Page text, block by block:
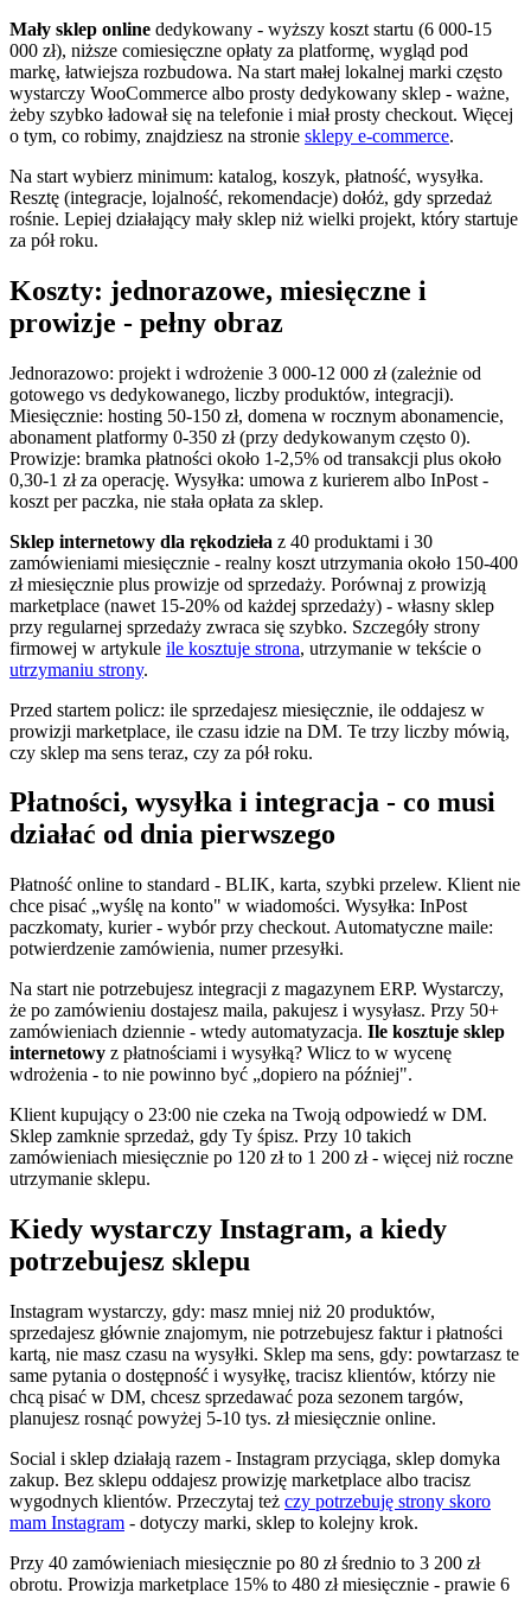
Mały sklep online dedykowany - wyższy koszt startu (6 000-15
000 zł), niższe comiesięczne opłaty za platformę, wygląd pod
markę, łatwiejsza rozbudowa. Na start małej lokalnej marki często
wystarczy WooCommerce albo prosty dedykowany sklep - ważne,
żeby szybko ładował się na telefonie i miał prosty checkout. Więcej
o tym, co robimy, znajdziesz na stronie sklepy e-commerce.
Na start wybierz minimum: katalog, koszyk, płatność, wysyłka.
Resztę (integracje, lojalność, rekomendacje) dołóż, gdy sprzedaż
rośnie. Lepiej działający mały sklep niż wielki projekt, który startuje
za pół roku.
Koszty: jednorazowe, miesięczne i
prowizje - pełny obraz
Jednorazowo: projekt i wdrożenie 3 000-12 000 zł (zależnie od
gotowego vs dedykowanego, liczby produktów, integracji).
Miesięcznie: hosting 50-150 zł, domena w rocznym abonamencie,
abonament platformy 0-350 zł (przy dedykowanym często 0).
Prowizje: bramka płatności około 1-2,5% od transakcji plus około
0,30-1 zł za operację. Wysyłka: umowa z kurierem albo InPost -
koszt per paczka, nie stała opłata za sklep.
Sklep internetowy dla rękodzieła z 40 produktami i 30
zamówieniami miesięcznie - realny koszt utrzymania około 150-400
zł miesięcznie plus prowizje od sprzedaży. Porównaj z prowizją
marketplace (nawet 15-20% od każdej sprzedaży) - własny sklep
przy regularnej sprzedaży zwraca się szybko. Szczegóły strony
firmowej w artykule ile kosztuje strona, utrzymanie w tekście o
utrzymaniu strony.
Przed startem policz: ile sprzedajesz miesięcznie, ile oddajesz w
prowizji marketplace, ile czasu idzie na DM. Te trzy liczby mówią,
czy sklep ma sens teraz, czy za pół roku.
Płatności, wysyłka i integracja - co musi
działać od dnia pierwszego
Płatność online to standard - BLIK, karta, szybki przelew. Klient nie
chce pisać „wyślę na konto" w wiadomości. Wysyłka: InPost
paczkomaty, kurier - wybór przy checkout. Automatyczne maile:
potwierdzenie zamówienia, numer przesyłki.
Na start nie potrzebujesz integracji z magazynem ERP. Wystarczy,
że po zamówieniu dostajesz maila, pakujesz i wysyłasz. Przy 50+
zamówieniach dziennie - wtedy automatyzacja. Ile kosztuje sklep
internetowy z płatnościami i wysyłką? Wlicz to w wycenę
wdrożenia - to nie powinno być „dopiero na później".
Klient kupujący o 23:00 nie czeka na Twoją odpowiedź w DM.
Sklep zamknie sprzedaż, gdy Ty śpisz. Przy 10 takich
zamówieniach miesięcznie po 120 zł to 1 200 zł - więcej niż roczne
utrzymanie sklepu.
Kiedy wystarczy Instagram, a kiedy
potrzebujesz sklepu
Instagram wystarczy, gdy: masz mniej niż 20 produktów,
sprzedajesz głównie znajomym, nie potrzebujesz faktur i płatności
kartą, nie masz czasu na wysyłki. Sklep ma sens, gdy: powtarzasz te
same pytania o dostępność i wysyłkę, tracisz klientów, którzy nie
chcą pisać w DM, chcesz sprzedawać poza sezonem targów,
planujesz rosnąć powyżej 5-10 tys. zł miesięcznie online.
Social i sklep działają razem - Instagram przyciąga, sklep domyka
zakup. Bez sklepu oddajesz prowizję marketplace albo tracisz
wygodnych klientów. Przeczytaj też czy potrzebuję strony skoro
mam Instagram - dotyczy marki, sklep to kolejny krok.
Przy 40 zamówieniach miesięcznie po 80 zł średnio to 3 200 zł
obrotu. Prowizja marketplace 15% to 480 zł miesięcznie - prawie 6